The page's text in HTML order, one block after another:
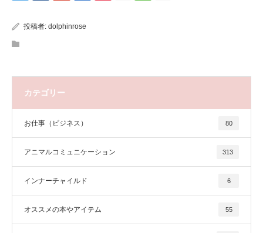
投稿者: dolphinrose
カテゴリー
お仕事（ビジネス） 80
アニマルコミュニケーション 313
インナーチャイルド 6
オススメの本やアイテム 55